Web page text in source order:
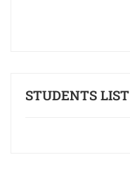
STUDENTS LIST